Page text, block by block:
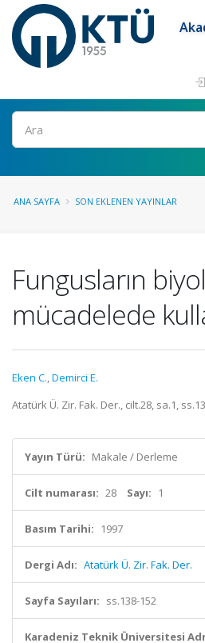
Ara
ANA SAYFA SON EKLENEN YAYINLAR
Fungusların
mücadelede
Eken C.,Demirci E.
Atatürk Ü. Zir. Fak. Der., cilt.28, sa.1,
Yayın Türü: Makale / Derleme
Cilt numarası: 28 Sayı: 1
Basım Tarihi: 1997
Dergi Adı: Atatürk Ü. Zir. Fak. Der.
Sayfa Sayıları: ss.138-152
Karadeniz Teknik Üniversitesi